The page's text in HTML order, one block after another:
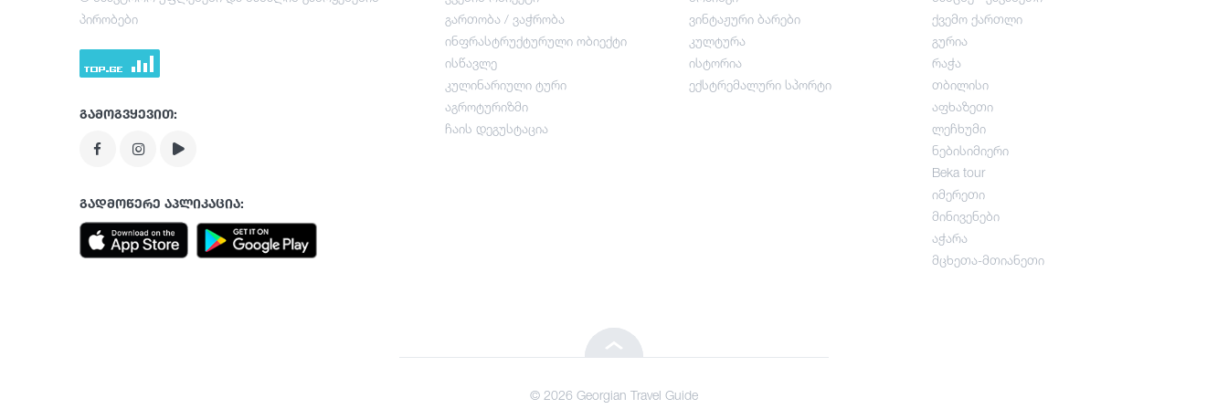
გართობა / ვაჭრობა
ჩაის დეგუსტაცია
გართობა / ვაჭრობა
ინფრასტრუქტურული ობიექტი
ისწავლე
კულინარიული ტური
აგროტურიზმი
ჩაის დეგუსტაცია
ვინტაჟური ბარები
კულტურა
ისტორია
ექსტრემალური სპორტი
ქვემო ქართლი
გურია
რაჭა
თბილისი
აფხაზეთი
ლეჩხუმი
ნებისიმიერი
Beka tour
იმერეთი
მინივენები
აჭარა
მცხეთა-მთიანეთი
პირობები
გამოგვყევით:
გადმოწერე აპლიკაცია:
© 2026 Georgian Travel Guide